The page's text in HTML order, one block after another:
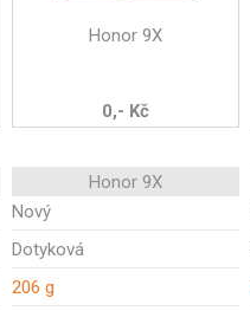
Honor 9X
0,- Kč
Honor 9X
Nový
Dotyková
206 g